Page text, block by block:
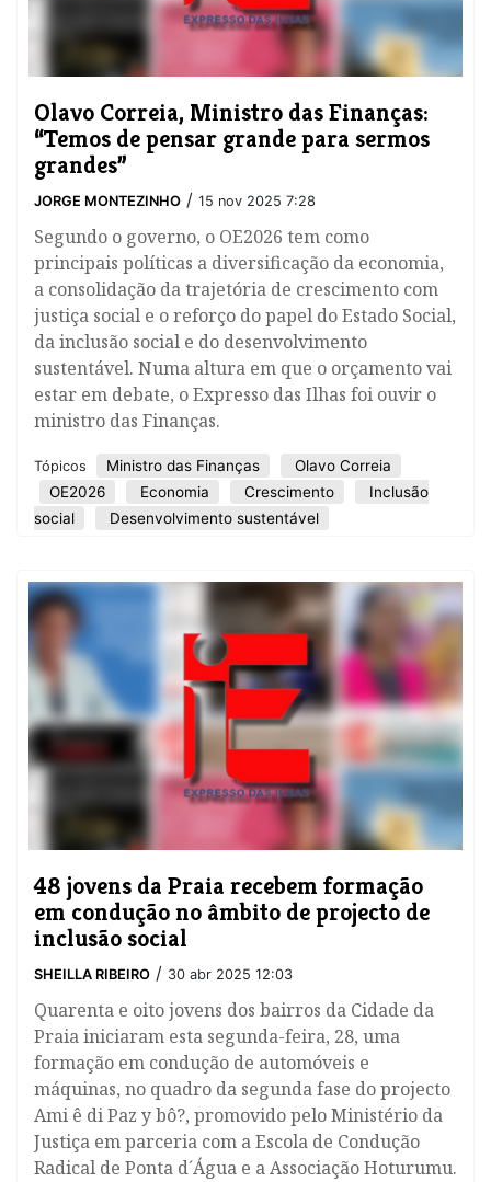
Olavo Correia, Ministro das Finanças:
“Temos de pensar grande para sermos
grandes”
JORGE MONTEZINHO / 15 nov 2025 7:28
Segundo o governo, o OE2026 tem como
principais políticas a diversificação da economia,
a consolidação da trajetória de crescimento com
justiça social e o reforço do papel do Estado Social,
da inclusão social e do desenvolvimento
sustentável. Numa altura em que o orçamento vai
estar em debate, o Expresso das Ilhas foi ouvir o
ministro das Finanças.
Tópicos Ministro das Finanças
Olavo Correia
OE2026
Economia Crescimento
Inclusão
social
Desenvolvimento sustentável
48 jovens da Praia recebem formação
em condução no âmbito de projecto de
inclusão social
SHEILLA RIBEIRO / 30 abr 2025 12:03
Quarenta e oito jovens dos bairros da Cidade da
Praia iniciaram esta segunda-feira, 28, uma
formação em condução de automóveis e
máquinas, no quadro da segunda fase do projecto
Ami ê di Paz y bô?, promovido pelo Ministério da
Justiça em parceria com a Escola de Condução
Radical de Ponta d´Água e a Associação Hoturumu.